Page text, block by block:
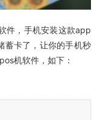
件，手机安装这款app
蓄卡了，让你的手机秒
机软件，如下：